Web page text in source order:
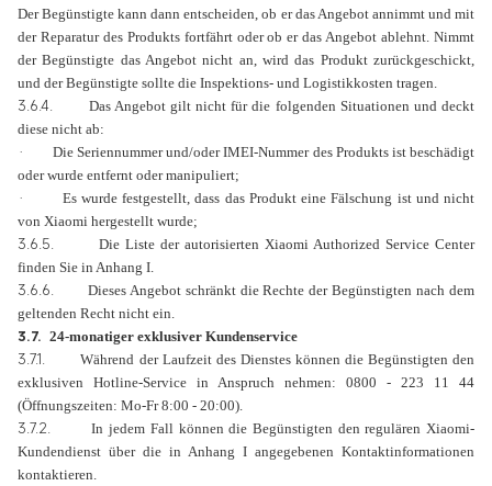
Der Begünstigte kann dann entscheiden, ob er das Angebot annimmt und mit
der Reparatur des Produkts fortfährt oder ob er das Angebot ablehnt. Nimmt
der Begünstigte das Angebot nicht an, wird das Produkt zurückgeschickt,
und der Begünstigte sollte die Inspektions- und Logistikkosten tragen.
3.6.4.
Das Angebot gilt nicht für die folgenden Situationen und deckt
diese nicht ab:
·
Die Seriennummer und/oder IMEI-Nummer des Produkts ist beschädigt
oder wurde entfernt oder manipuliert;
·
Es wurde festgestellt, dass das Produkt eine Fälschung ist und nicht
von Xiaomi hergestellt wurde;
3.6.5.
Die Liste der autorisierten Xiaomi Authorized Service Center
finden Sie in Anhang I.
3.6.6.
Dieses Angebot schränkt die Rechte der Begünstigten nach dem
geltenden Recht nicht ein.
3.7. 24-monatiger exklusiver Kundenservice
3.7.1.
Während der Laufzeit des Dienstes können die Begünstigten den
exklusiven Hotline-Service in Anspruch nehmen: 0800 - 223 11 44
(Öffnungszeiten: Mo-Fr 8:00 - 20:00).
3.7.2.
In jedem Fall können die Begünstigten den regulären Xiaomi-
Kundendienst über die in Anhang I angegebenen Kontaktinformationen
kontaktieren.